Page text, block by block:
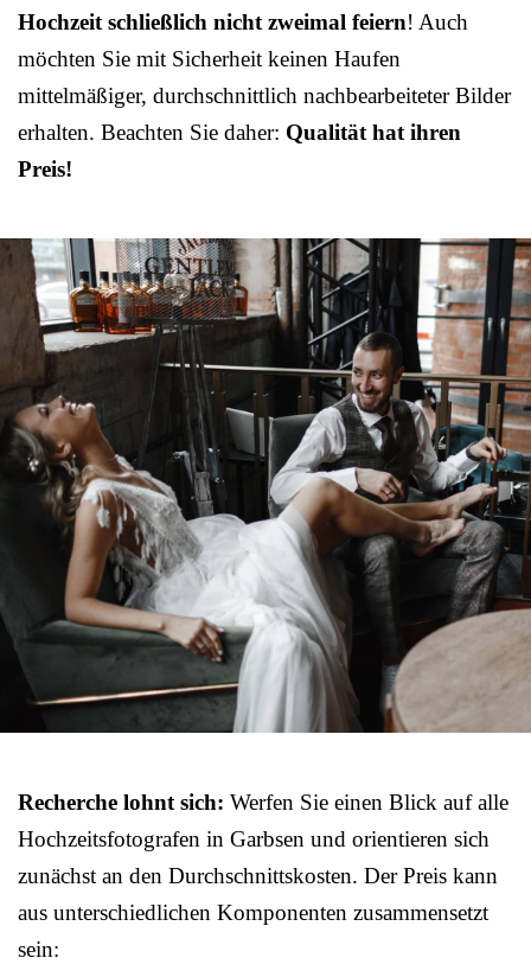
Hochzeit schließlich nicht zweimal feiern! Auch
möchten Sie mit Sicherheit keinen Haufen
mittelmäßiger, durchschnittlich nachbearbeiteter Bilder
erhalten. Beachten Sie daher: Qualität hat ihren
Preis!
Recherche lohnt sich: Werfen Sie einen Blick auf alle
Hochzeitsfotografen in Garbsen und orientieren sich
zunächst an den Durchschnittskosten. Der Preis kann
aus unterschiedlichen Komponenten zusammensetzt
sein: